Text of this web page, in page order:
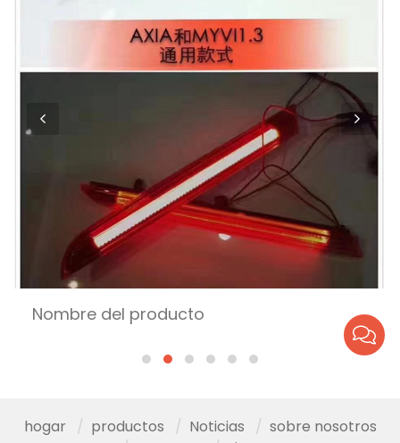
Nombre del producto
hogar productos Noticias
sobre nosotros